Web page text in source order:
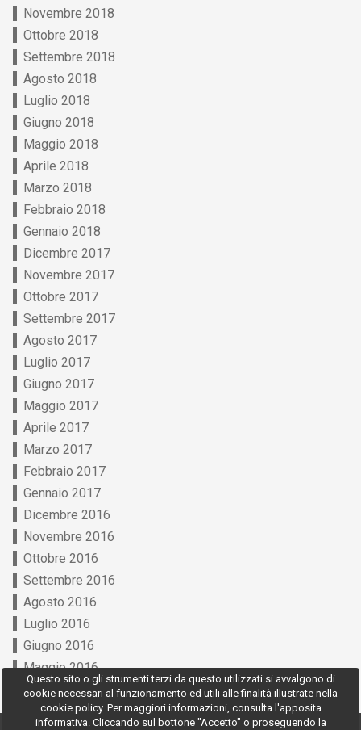
Questo sito o gli strumenti terzi da questo utilizzati si avvalgono di
cookie necessari al funzionamento ed utili alle finalità illustrate nella
cookie policy. Per maggiori informazioni, consulta l'apposita
informativa. Cliccando sul bottone "Accetto" o proseguendo la
Novembre 2018
Ottobre 2018
Settembre 2018
Agosto 2018
Luglio 2018
Giugno 2018
Maggio 2018
Aprile 2018
Marzo 2018
Febbraio 2018
Gennaio 2018
Dicembre 2017
Novembre 2017
Ottobre 2017
Settembre 2017
Agosto 2017
Luglio 2017
Giugno 2017
Maggio 2017
Aprile 2017
Marzo 2017
Febbraio 2017
Gennaio 2017
Dicembre 2016
Novembre 2016
Ottobre 2016
Settembre 2016
Agosto 2016
Luglio 2016
Giugno 2016
Maggio 2016
© 2026 Agenzia di